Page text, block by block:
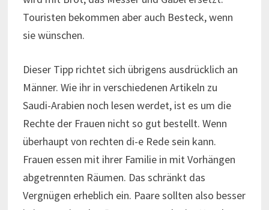
Touristen bekommen aber auch Besteck, wenn
sie wünschen.
Dieser Tipp richtet sich übrigens ausdrücklich an
Männer. Wie ihr in verschiedenen Artikeln zu
Saudi-Arabien noch lesen werdet, ist es um die
Rechte der Frauen nicht so gut bestellt. Wenn
überhaupt von rechten di-e Rede sein kann.
Frauen essen mit ihrer Familie in mit Vorhängen
abgetrennten Räumen. Das schränkt das
Vergnügen erheblich ein. Paare sollten also besser